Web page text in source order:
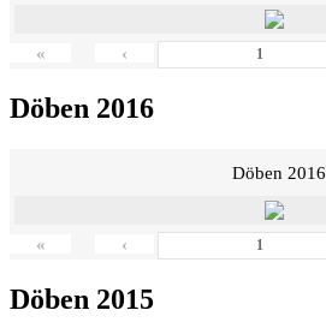
« ‹
Döben 2016
Döben 2016
« ‹
Döben 2015